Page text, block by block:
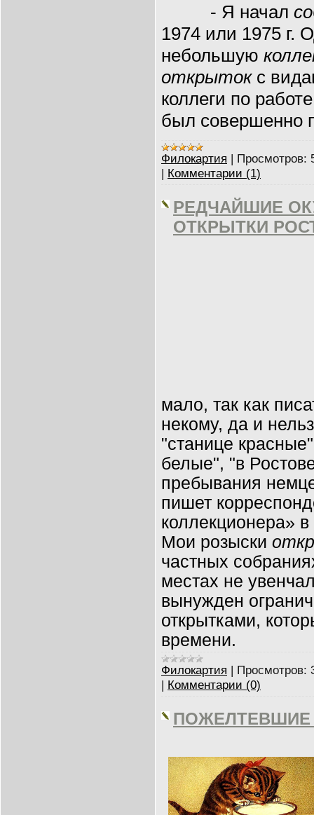
- Я начал
1974 или 1975 г.
небольшую
открытокс
коллеги по
был совершенно
Филокартия | Просмотров:
| Комментарии (1)
РЕДЧАЙШИЕ
ОТКРЫТКИ
мало, так как
некому, да и
"станице
белые", "в
пребывания
пишет
коллекционера» в
Мои розыски
частных
местах не
вынужден
открытками,
времени.
Филокартия | Просмотров:
| Комментарии (0)
ПОЖЕЛТЕВШИЕ